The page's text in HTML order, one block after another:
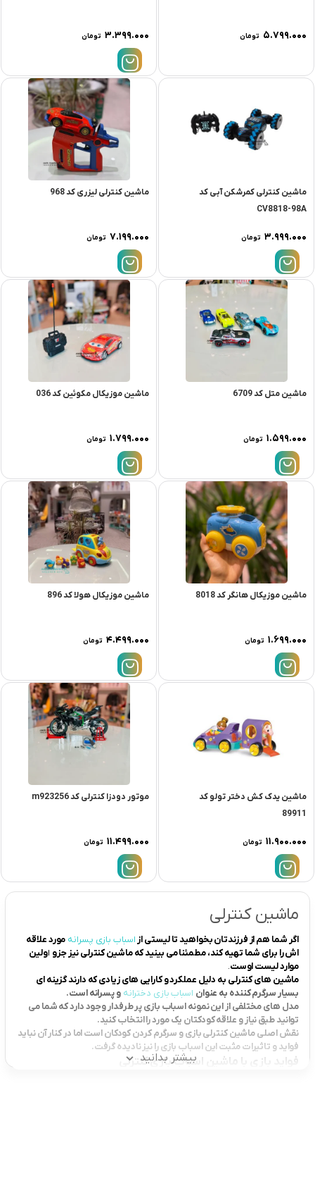
۵.۷۹۹.۰۰۰ تومان ۳.۳۹۹.۰۰۰ تومان
ماشین کنترلی کمرشکن آبی کد
CV8818-98A
۳.۹۹۹.۰۰۰ تومان
ماشین کنترلی لیزری کد 968
۷.۱۹۹.۰۰۰ تومان
ماشین متل کد 6709
۱.۵۹۹.۰۰۰ تومان
ماشین موزیکال مکوئین کد 036
۱.۷۹۹.۰۰۰ تومان
ماشین موزیکال هانگر کد 8018
۱.۶۹۹.۰۰۰ تومان
ماشین موزیکال هولا کد 896
۴.۴۹۹.۰۰۰ تومان
ماشین یدک کش دختر تولو کد
89911
۱۱.۹۰۰.۰۰۰ تومان
موتور دودزا کنترلی کد m923256
۱۱.۴۹۹.۰۰۰ تومان
ماشین کنترلی
اگر شما هم از فرزندتان بخواهید تا لیستی از اسباب بازی پسرانه مورد علاقه
اش را برای شما تهیه کند، مطمئنا می بینید که ماشین کنترلی نیز جزو اولین
موارد لیست اوست.
ماشین های کنترلی به دلیل عملکرد و کارایی های زیادی که دارند گزینه ای
بسیار سرگرم کننده به عنوان اسباب بازی دخترانه و پسرانه است.
مدل های مختلفی از این نمونه اسباب بازی پر طرفدار وجود دارد که شما می
توانید طبق نیاز و علاقه کودکتان یک مورد را انتخاب کنید.
نقش اصلی ماشین کنترلی بازی و سرگرم کردن کودکان است اما در کنار آن نباید
فواید و تاثیرات مثبت این اسباب بازی را نیز نادیده گرفت.
فواید بازی با ماشین اسباب بازی کنترلی
بیشتر بدانید